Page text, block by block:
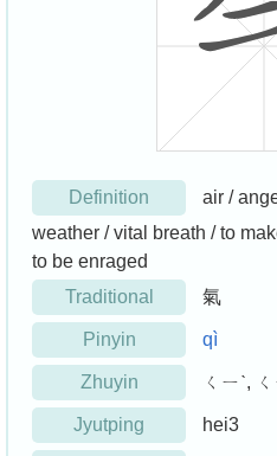
Definition
air /
weather / vital breath / to
to be enraged
Traditional
氣
Pinyin qì
Zhuyin ㄑㄧˋ,
Jyutping hei3